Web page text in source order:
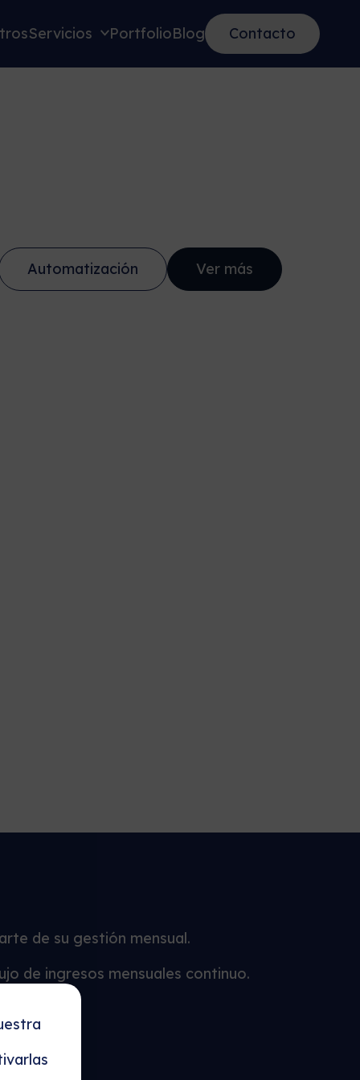
Servicios PortfolioBlog Contacto
Automatización Ver más
de su gestión mensual.
de ingresos mensuales continuo.